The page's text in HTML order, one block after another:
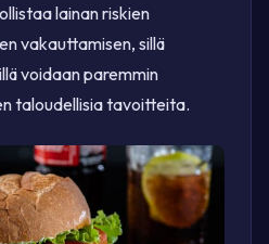
lainan riskien
vakauttamisen, sillä
voidaan paremmin
taloudellisia tavoitteita.